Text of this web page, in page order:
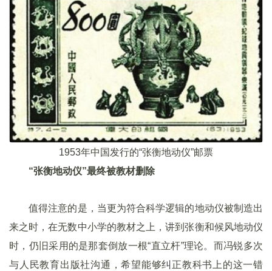
1953年中国发行的“张衡地动仪”邮票
“张衡地动仪”最终被教材删除
值得注意的是，当更为符合科学逻辑的地动仪被制造出
来之时，在无数中小学的教材之上，讲到张衡和候风地动仪
时，仍旧采用的是那套倒放一根“直立杆”理论。而冯锐多次
与人民教育出版社沟通，希望能够纠正教科书上的这一错